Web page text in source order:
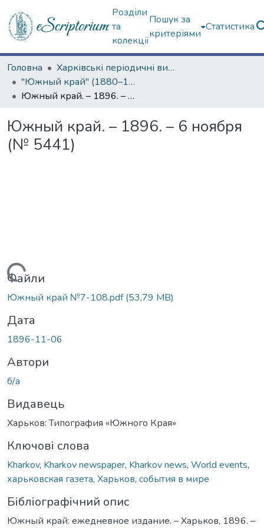
Розділи
та
колекції
Пошук за
критеріями
Статистика
Головна
Харківські періодичні видання
"Южный край" (1880–1919 гг.)
Южный край. – 1896. – 6 ноября (№ 5441)
Южный край. – 1896. – 6 ноября
(№ 5441)
Вантажиться...
Файли
Южный край №7-108.pdf(53,79 MB)
Дата
1896-11-06
Автори
б/а
Видавець
Харьков: Типография «Южного Края»
Ключові слова
Kharkov, Kharkov newspaper, Kharkov news, World events,
харьковская газета, Харьков, события в мире
Бібліографічний опис
Южный край: ежедневное издание. – Харьков, 1896. –